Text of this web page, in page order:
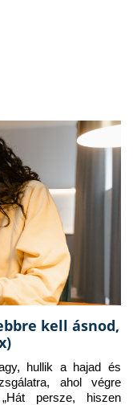
kell ásnod,
hullik a hajad és
ahol végre
persze, hiszen